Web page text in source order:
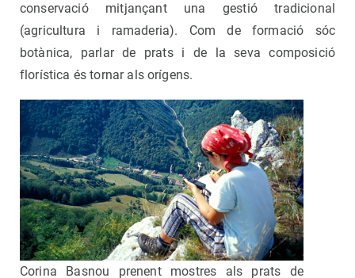
conservació mitjançant una gestió tradicional
(agricultura i ramaderia). Com de formació sóc
botànica, parlar de prats i de la seva composició
florística és tornar als orígens.
Corina Basnou prenent mostres als prats de